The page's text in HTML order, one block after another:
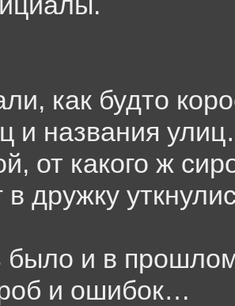
как будто
и названия
от какого ж
дружку
было и в прошлом
и ошибок…